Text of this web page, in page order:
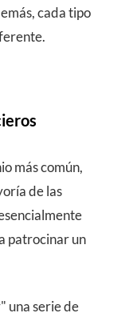
cada tipo
más común,
de las
patrocinar un
una serie de